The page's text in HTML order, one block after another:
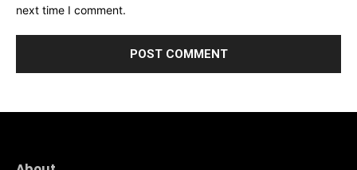
next time I comment.